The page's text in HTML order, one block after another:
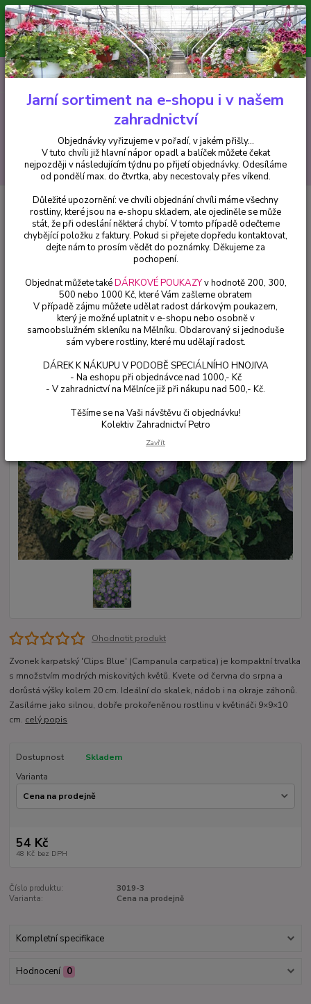
Minimální hodnota pro odeslání z e-shopu je 300 Kč.
V tuto chvíli již hlavní nápor objednávek opadl a balíček můžete čekat
nejpozději v následujícím týdnu po přijetí objednávky. Objednávky
vyřizujeme v pořadí, v jakém přišly...
CZK
Hledat
+420 602 223 614 0ks
za0 Kč
Trvalky Zvonek modrý (Campanula Carp. Clips) - cena na prodejně
Zvonek modrý (Campanula Carp.
Clips) - cena na prodejně
Ohodnotit produkt
Zvonek karpatský 'Clips Blue' (Campanula carpatica) je kompaktní trvalka
s množstvím modrých miskovitých květů. Kvete od června do srpna a
dorůstá výšky kolem 20 cm. Ideální do skalek, nádob i na okraje záhonů.
Zasíláme jako silnou, dobře prokořeněnou rostlinu v květináči 9×9×10
cm. celý popis
Dostupnost
Skladem
Varianta
54 Kč
48 Kč bez DPH
Číslo produktu:
3019-3
Varianta:
Cena na prodejně
Kompletní specifikace
Hodnocení 0
Jarní sortiment na e-shopu i v našem
zahradnictví
Objednávky vyřizujeme v pořadí, v jakém přišly...
V tuto chvíli již hlavní nápor opadl a balíček můžete čekat
nejpozději v následujícím týdnu po přijetí objednávky. Odesíláme
od pondělí max. do čtvrtka, aby necestovaly přes víkend.
Důležité upozornění: ve chvíli objednání chvíli máme všechny
rostliny, které jsou na e-shopu skladem, ale ojediněle se může
stát, že při odeslání některá chybí. V tomto případě odečteme
chybějící položku z faktury. Pokud si přejete dopředu kontaktovat,
dejte nám to prosím vědět do poznámky. Děkujeme za
pochopení.
Objednat můžete takéDÁRKOVÉ POUKAZYv hodnotě 200, 300,
500 nebo 1000 Kč, které Vám zašleme obratem
V případě zájmu můžete udělat radost dárkovým poukazem,
který je možné uplatnit v e-shopu nebo osobně v
samoobslužném skleníku na Mělníku. Obdarovaný si jednoduše
sám vybere rostliny, které mu udělají radost.
DÁREK K NÁKUPU V PODOBĚ SPECIÁLNÍHO HNOJIVA
- Na eshopu při objednávce nad 1000,- Kč
- V zahradnictví na Mělníce již při nákupu nad 500,- Kč.
Těšíme se na Vaši návštěvu či objednávku!
Kolektiv Zahradnictví Petro
Zavřít